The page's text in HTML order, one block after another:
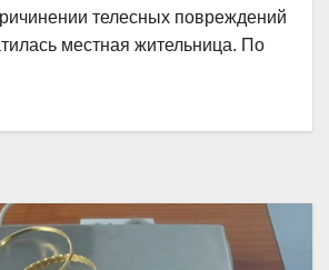
телесных повреждений
местная жительница. По